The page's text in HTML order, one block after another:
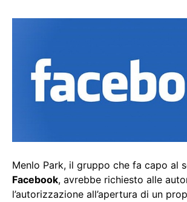
Menlo Park, il gruppo che fa capo al
Facebook, avrebbe richiesto alle
l’autorizzazione all’apertura di un